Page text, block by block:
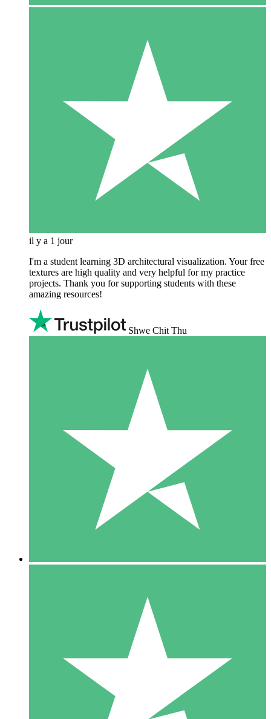
il y a 1 jour
I'm a student learning 3D architectural visualization. Your free
textures are high quality and very helpful for my practice
projects. Thank you for supporting students with these
amazing resources!
Shwe Chit Thu